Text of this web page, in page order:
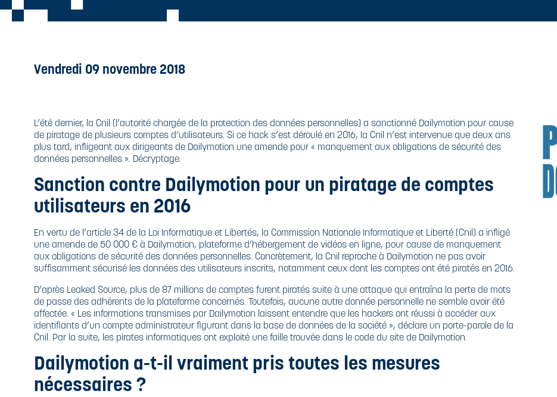
Vendredi 09 novembre 2018
L’été dernier, la Cnil (l’autorité chargée de la protection des données personnelles) a sanctionné Dailymotion pour cause
de piratage de plusieurs comptes d’utilisateurs. Si ce hack s’est déroulé en 2016, la Cnil n’est intervenue que deux ans
plus tard, infligeant aux dirigeants de Dailymotion une amende pour « manquement aux obligations de sécurité des
données personnelles ». Décryptage.
Sanction contre Dailymotion pour un piratage de comptes
utilisateurs en 2016
En vertu de l’article 34 de la Loi Informatique et Libertés, la Commission Nationale Informatique et Liberté (Cnil) a infligé
une amende de 50 000 € à Dailymotion, plateforme d’hébergement de vidéos en ligne, pour cause de manquement
aux obligations de sécurité des données personnelles. Concrètement, la Cnil reproche à Dailymotion ne pas avoir
suffisamment sécurisé les données des utilisateurs inscrits, notamment ceux dont les comptes ont été piratés en 2016.
D’après Leaked Source, plus de 87 millions de comptes furent piratés suite à une attaque qui entraîna la perte de mots
de passe des adhérents de la plateforme concernés. Toutefois, aucune autre donnée personnelle ne semble avoir été
affectée. « Les informations transmises par Dailymotion laissent entendre que les hackers ont réussi à accéder aux
identifiants d’un compte administrateur figurant dans la base de données de la société », déclare un porte-parole de la
Cnil. Par la suite, les pirates informatiques ont exploité une faille trouvée dans le code du site de Dailymotion.
Dailymotion a-t-il vraiment pris toutes les mesures
nécessaires ?
QUE DIT LA
DIN